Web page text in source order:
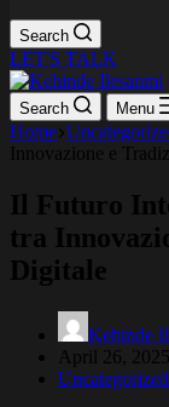
Search
LET'S TALK
Search Menu
Home
Innovazione e
Il Futuro
tra
Digitale
Kehinde
April 26, 2025
Uncategorized